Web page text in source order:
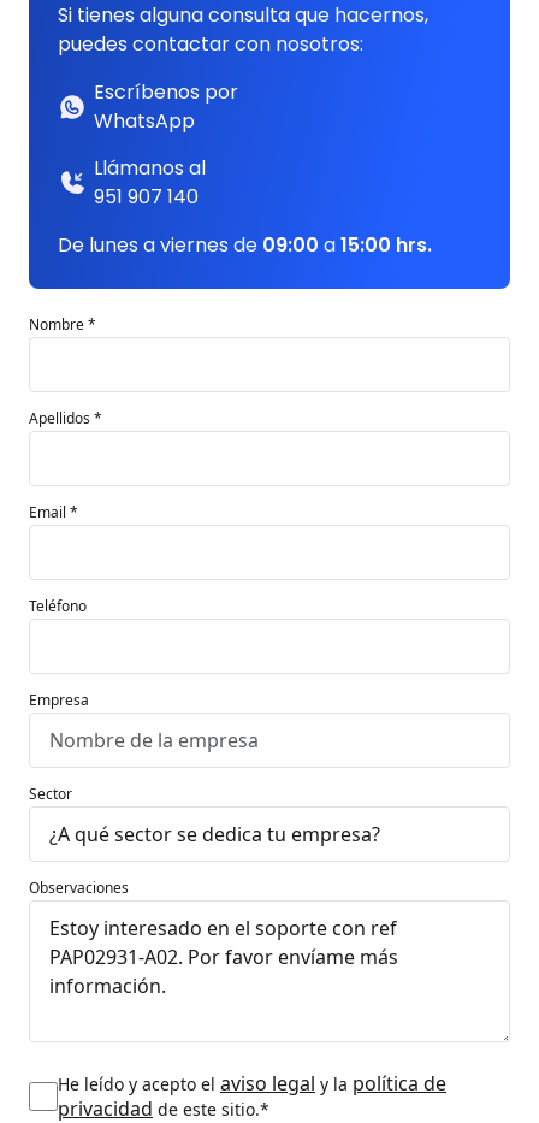
Si tienes alguna consulta que hacernos,
puedes contactar con nosotros:
Escríbenos por
WhatsApp
Llámanos al
951 907 140
De lunes a viernes de 09:00 a15:00 hrs.
Nombre *
Apellidos *
Email *
Teléfono
Empresa
Sector
Observaciones
He leído y acepto el aviso legal y la política de
privacidad de este sitio.*